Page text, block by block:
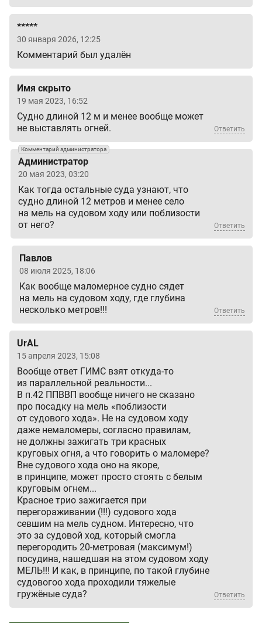
*****
30 января 2026, 12:25
Комментарий был удалён
Имя скрыто
19 мая 2023, 16:52
Судно длиной 12 м и менее вообще может
не выставлять огней.
Ответить
Комментарий администратора
Администратор
20 мая 2023, 03:20
Как тогда остальные суда узнают, что
судно длиной 12 метров и менее село
на мель на судовом ходу или поблизости
от него?
Ответить
Павлов
08 июля 2025, 18:06
Как вообще маломерное судно сядет
на мель на судовом ходу, где глубина
несколько метров!!!
Ответить
UrAL
15 апреля 2023, 15:08
Вообще ответ ГИМС взят откуда-то
из параллельной реальности...
В п.42 ППВВП вообще ничего не сказано
про посадку на мель «поблизости
от судового хода». Не на судовом ходу
даже немаломеры, согласно правилам,
не должны зажигать три красных
круговых огня, а что говорить о маломере?
Вне судового хода оно на якоре,
в принципе, может просто стоять с белым
круговым огнем...
Красное трио зажигается при
перегораживании (!!!) судового хода
севшим на мель судном. Интересно, что
это за судовой ход, который смогла
перегородить 20-метровая (максимум!)
посудина, нашедшая на этом судовом ходу
МЕЛЬ!!! И как, в принципе, по такой глубине
судовогоо хода проходили тяжелые
гружёные суда?
Ответить